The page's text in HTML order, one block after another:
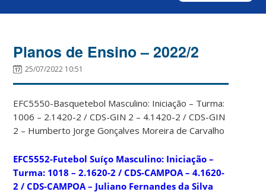
Planos de Ensino – 2022/2
25/07/2022 10:51
EFC5550-Basquetebol Masculino: Iniciação – Turma:
1006 – 2.1420-2 / CDS-GIN 2 – 4.1420-2 / CDS-GIN
2 – Humberto Jorge Gonçalves Moreira de Carvalho
EFC5552-Futebol Suíço Masculino: Iniciação –
Turma: 1018 – 2.1620-2 / CDS-CAMPOA – 4.1620-
2 / CDS-CAMPOA – Juliano Fernandes da Silva